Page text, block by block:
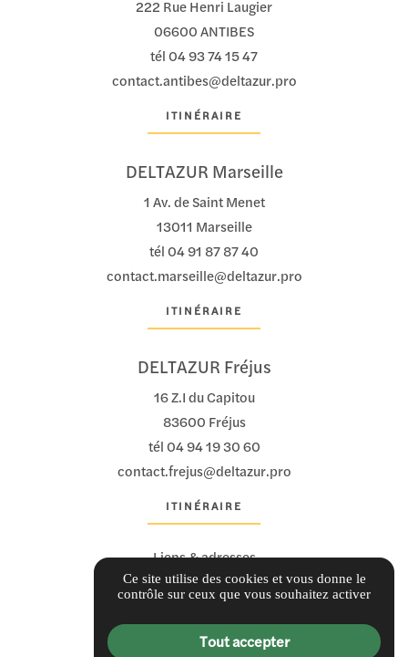
222 Rue Henri Laugier
06600 ANTIBES
tél04 93 74 15 47
contact.antibes@deltazur.pro
ITINÉRAIRE
DELTAZUR Marseille
1 Av. de Saint Menet
13011 Marseille
tél04 91 87 87 40
contact.marseille@deltazur.pro
ITINÉRAIRE
DELTAZUR Fréjus
16 Z.I du Capitou
83600 Fréjus
tél04 94 19 30 60
contact.frejus@deltazur.pro
ITINÉRAIRE
Liens & adresses
Informations complémentaires
Mentions légales
Politique de confidentialité
Ce site utilise des cookies et vous donne le
contrôle sur ceux que vous souhaitez activer
Tout accepter